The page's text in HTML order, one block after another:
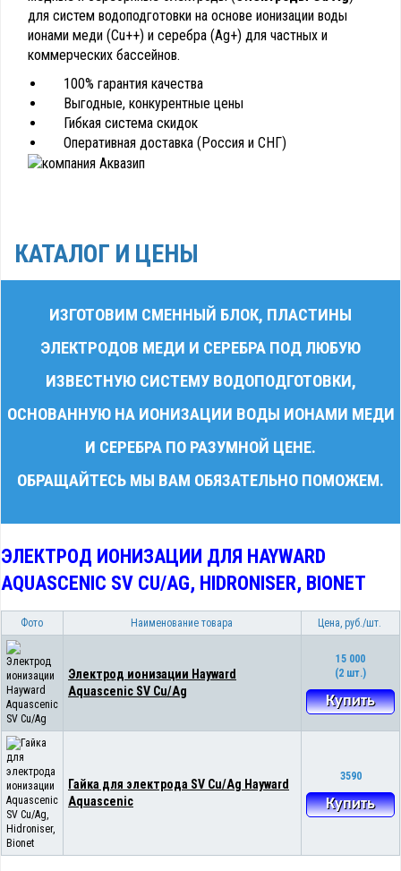
для систем водоподготовки на основе ионизации воды
ионами меди (Cu++) и серебра (Ag+) для частных и
коммерческих бассейнов.
100% гарантия качества
Выгодные, конкурентные цены
Гибкая система скидок
Оперативная доставка (Россия и СНГ)
КАТАЛОГ И ЦЕНЫ
ИЗГОТОВИМ СМЕННЫЙ БЛОК, ПЛАСТИНЫ
ЭЛЕКТРОДОВ МЕДИ И СЕРЕБРА ПОД ЛЮБУЮ
ИЗВЕСТНУЮ СИСТЕМУ ВОДОПОДГОТОВКИ,
ОСНОВАННУЮ НА ИОНИЗАЦИИ ВОДЫ ИОНАМИ МЕДИ
И СЕРЕБРА ПО РАЗУМНОЙ ЦЕНЕ.
ОБРАЩАЙТЕСЬ МЫ ВАМ ОБЯЗАТЕЛЬНО ПОМОЖЕМ.
ЭЛЕКТРОД ИОНИЗАЦИИ ДЛЯ HAYWARD
AQUASCENIC SV CU/AG, HIDRONISER, BIONET
Фото Наименование товара Цена, руб./шт.
Электрод ионизации Hayward
Aquascenic SV Cu/Ag
15 000
(2 шт.)
Купить
Гайка для электрода SV Cu/Ag Hayward
Aquascenic
3590
Купить